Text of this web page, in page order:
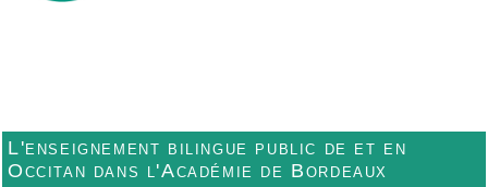
L'enseignement bilingue public de et en
Occitan dans l'Académie de Bordeaux